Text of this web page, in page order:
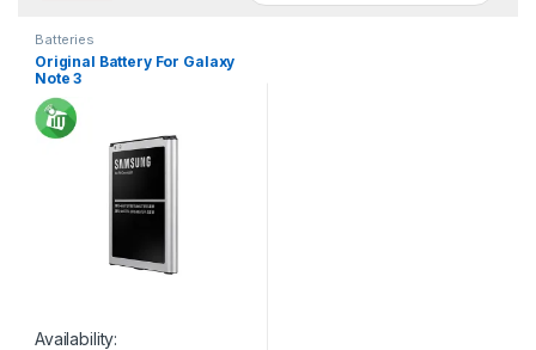
Batteries
Original Battery For Galaxy
Note 3
Availability: